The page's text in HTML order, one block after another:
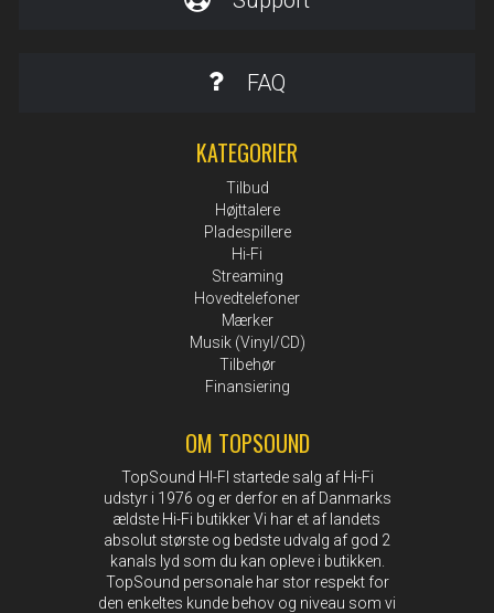
FAQ
KATEGORIER
Tilbud
Højttalere
Pladespillere
Hi-Fi
Streaming
Hovedtelefoner
Mærker
Musik (Vinyl/CD)
Tilbehør
Finansiering
OM TOPSOUND
TopSound HI-FI startede salg af Hi-Fi
udstyr i 1976 og er derfor en af Danmarks
ældste Hi-Fi butikker Vi har et af landets
absolut største og bedste udvalg af god 2
kanals lyd som du kan opleve i butikken.
TopSound personale har stor respekt for
den enkeltes kunde behov og niveau som vi